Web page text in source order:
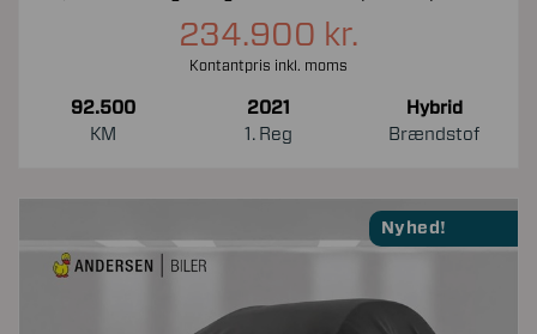
234.900 kr.
Kontantpris inkl. moms
92.500
KM
2021
1. Reg
Hybrid
Brændstof
Nyhed!